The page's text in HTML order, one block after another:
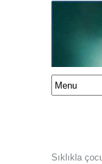
Sıklıkla